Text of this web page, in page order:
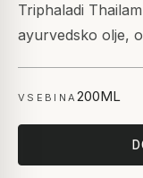
Triphaladi
ayurvedsko olje,
VSEBINA200ML